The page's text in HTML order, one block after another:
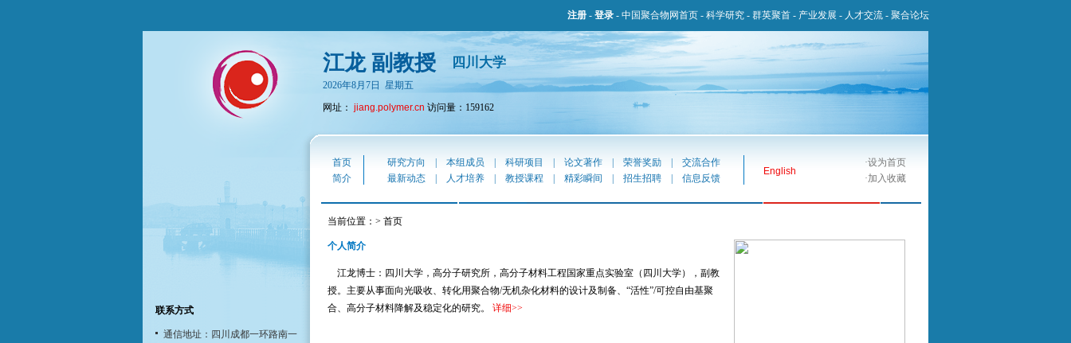
注册 - 登录 - 中国聚合物网首页 - 科学研究 - 群英聚首 - 产业发展 - 人才交流 - 聚合论坛
江龙 副教授 四川大学
2026年8月7日 星期五
网址： jiang.polymer.cn 访问量：159162
联系方式
通信地址：四川成都一环路南一
首页 研究方向 本组成员 科研项目 论文著作 荣誉奖励 交流合作
English
·设为首页
简介
最新动态 人才培养 教授课程 精彩瞬间 招生招聘 信息反馈 ·加入收藏
当前位置：> 首页
个人简介
江龙博士：四川大学，高分子研究所，高分子材料工程国家重点实验室（四川大学），副教
授。主要从事面向光吸收、转化用聚合物/无机杂化材料的设计及制备、“活性”/可控自由基聚
合、高分子材料降解及稳定化的研究。 详细>>